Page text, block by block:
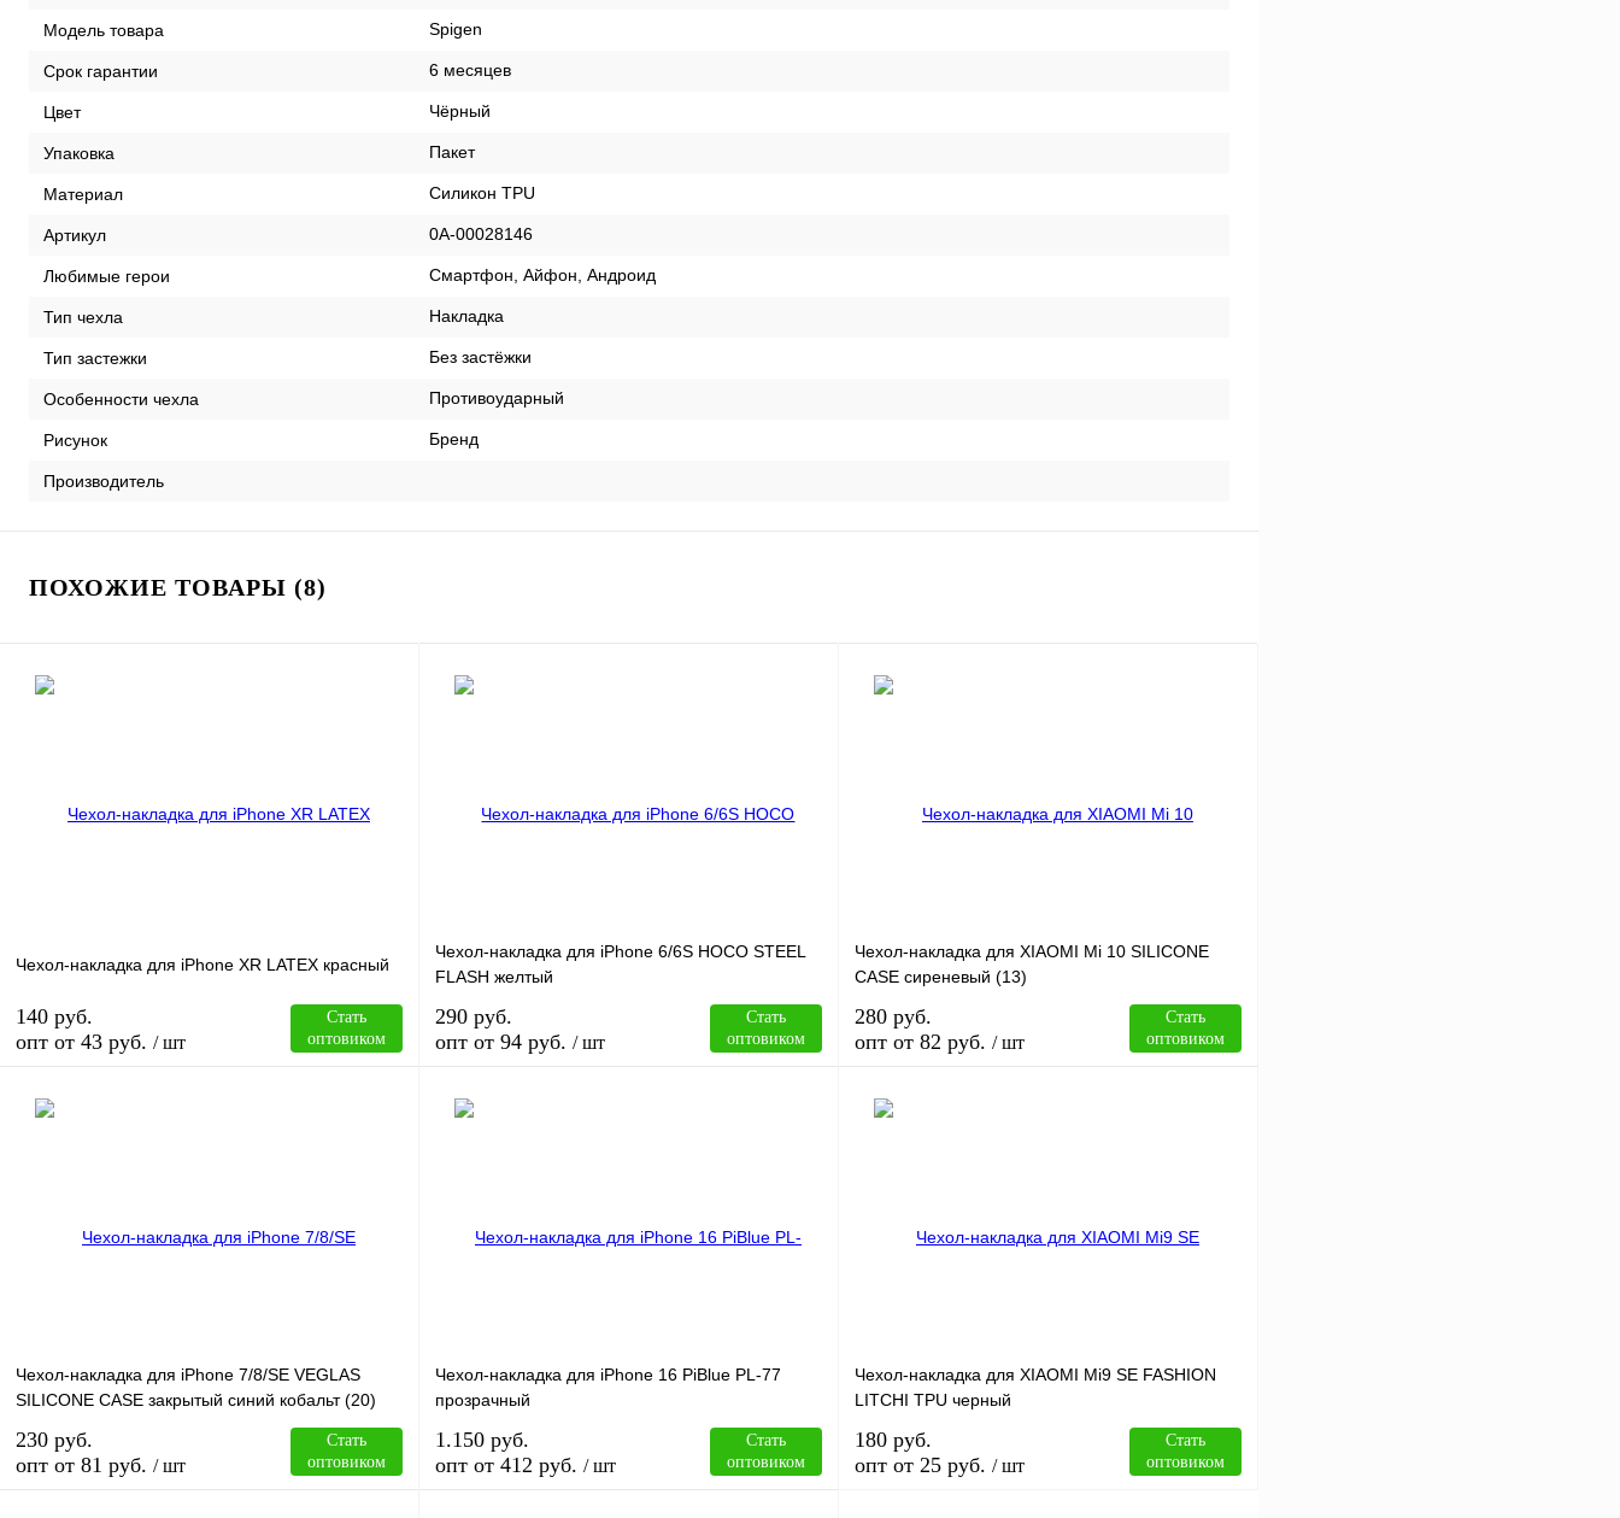
Модель товара Spigen
Срок гарантии 6 месяцев
Цвет Чёрный
Упаковка Пакет
Материал Силикон TPU
Артикул 0А-00028146
Любимые герои Смартфон, Айфон, Андроид
Тип чехла Накладка
Тип застежки Без застёжки
Особенности чехла Противоударный
Рисунок Бренд
Производитель
ПОХОЖИЕ ТОВАРЫ (8)
Чехол-накладка для iPhone XR LATEX красный
140 руб.
опт от 43 руб. / шт
Стать
оптовиком
В избранное
В
Чехол-накладка для iPhone 6/6S HOCO STEEL
FLASH желтый
290 руб.
опт от 94 руб. / шт
Стать
оптовиком
В избранное
В
Чехол-накладка для XIAOMI Mi 10 SILICONE
CASE сиреневый (13)
280 руб.
опт от 82 руб. / шт
Стать
оптовиком
В избранное
В
Чехол-накладка для iPhone 7/8/SE VEGLAS
SILICONE CASE закрытый синий кобальт (20)
230 руб.
опт от 81 руб. / шт
Стать
оптовиком
Чехол-накладка для iPhone 16 PiBlue PL-77
прозрачный
1.150 руб.
опт от 412 руб. / шт
Стать
оптовиком
Чехол-накладка для XIAOMI Mi9 SE FASHION
LITCHI TPU черный
180 руб.
опт от 25 руб. / шт
Стать
оптовиком